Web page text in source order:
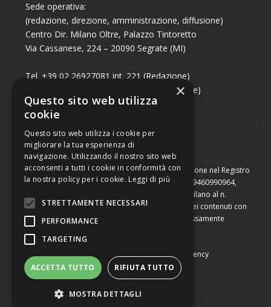
Sede operativa:
(redazione, direzione, amministrazione, diffusione)
Centro Dir. Milano Oltre, Palazzo Tintoretto
Via Cassanese, 224 – 20090 Segrate (MI)
Tel. +39 02 26927081 int. 221 (Redazione)
Tel. +39 02 26927081 int. 224 (Commerciale)
Fax +39 02 26951006
Capitale sociale di Euro 10.000,00 – Numero di iscrizione nel Registro
delle Imprese di Milano, partita Iva e codice fiscale 09460990964,
iscritta al Repertorio Economico Amministrativo di Milano al n.
2091710. È vietata la riproduzione, anche parziale, dei contenuti con
qualsiasi mezzo, compresa la stampa, se non espressamente
Copyright © Converting srl | Privacy Policy|Web Agency
×
Questo sito web utilizza
cookie
Questo sito web utilizza i cookie per
migliorare la tua esperienza di
navigazione. Utilizzando il nostro sito web
acconsenti a tutti i cookie in conformità con
la nostra policy per i cookie. Leggi di più
STRETTAMENTE NECESSARI
PERFORMANCE
TARGETING
ACCETTA TUTTO RIFIUTA TUTTO
MOSTRA DETTAGLI